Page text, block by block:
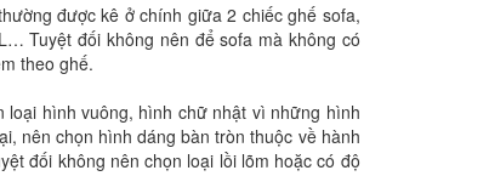
được kê ở chính giữa 2 chiếc ghế sofa,
Tuyệt đối không nên để sofa mà không có
theo ghế.
loại hình vuông, hình chữ nhật vì những hình
nên chọn hình dáng bàn tròn thuộc về hành
đối không nên chọn loại lồi lõm hoặc có độ